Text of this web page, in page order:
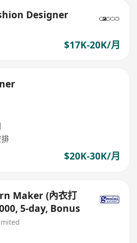
Designer
$17K-20K/月
$20K-30K/月
Maker (內衣打
5-day, Bonus